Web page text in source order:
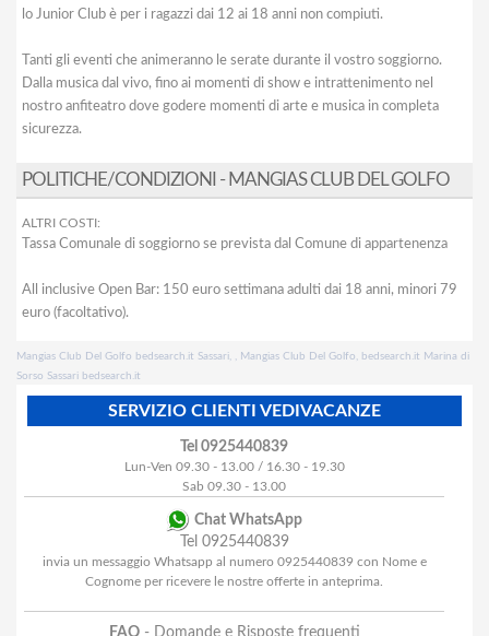
lo Junior Club è per i ragazzi dai 12 ai 18 anni non compiuti.
Tanti gli eventi che animeranno le serate durante il vostro soggiorno.
Dalla musica dal vivo, fino ai momenti di show e intrattenimento nel
nostro anfiteatro dove godere momenti di arte e musica in completa
sicurezza.
POLITICHE/CONDIZIONI - MANGIAS CLUB DEL GOLFO
ALTRI COSTI:
Tassa Comunale di soggiorno se prevista dal Comune di appartenenza
All inclusive Open Bar: 150 euro settimana adulti dai 18 anni, minori 79
euro (facoltativo).
Mangias Club Del Golfo bedsearch.it Sassari, , Mangias Club Del Golfo, bedsearch.it Marina di
Sorso Sassari bedsearch.it
SERVIZIO CLIENTI VEDIVACANZE
Tel 0925440839
Lun-Ven 09.30 - 13.00 / 16.30 - 19.30
Sab 09.30 - 13.00
Chat WhatsApp
Tel 0925440839
invia un messaggio Whatsapp al numero 0925440839 con Nome e
Cognome per ricevere le nostre offerte in anteprima.
FAQ- Domande e Risposte frequenti